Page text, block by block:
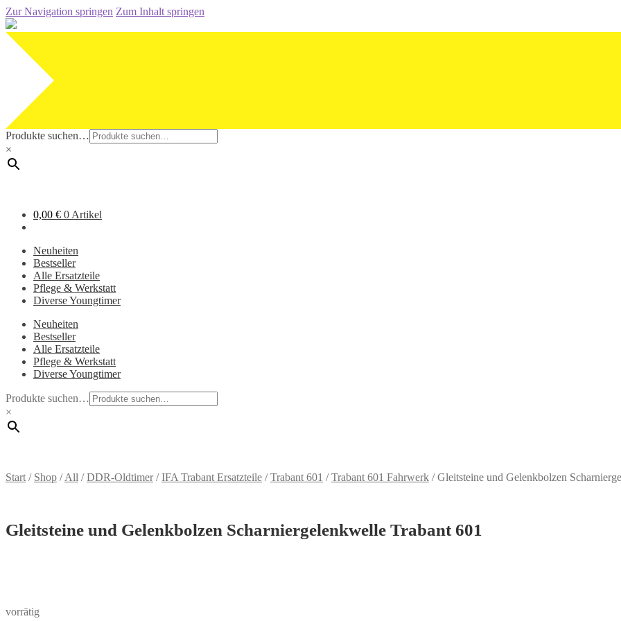
Zur Navigation springen Zum Inhalt springen
Produkte suchen…
×
0,00 € 0 Artikel
Neuheiten
Bestseller
Alle Ersatzteile
Pflege & Werkstatt
Diverse Youngtimer
Neuheiten
Bestseller
Alle Ersatzteile
Pflege & Werkstatt
Diverse Youngtimer
Produkte suchen…
×
Start / Shop /All /DDR-Oldtimer/IFA Trabant Ersatzteile /Trabant 601 /Trabant 601 Fahrwerk /Gleitsteine und Gelenkbolzen
Gleitsteine und Gelenkbolzen Scharniergelenkwelle Trabant 601
vorrätig